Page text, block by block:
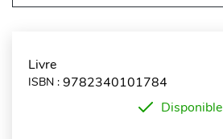
Livre
ISBN : 9782340101784
Disponible